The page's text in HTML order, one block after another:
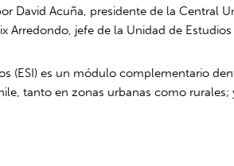
David Acuña, presidente de la Central
Arredondo, jefe de la Unidad de
(ESI) es un módulo complementario
tanto en zonas urbanas como